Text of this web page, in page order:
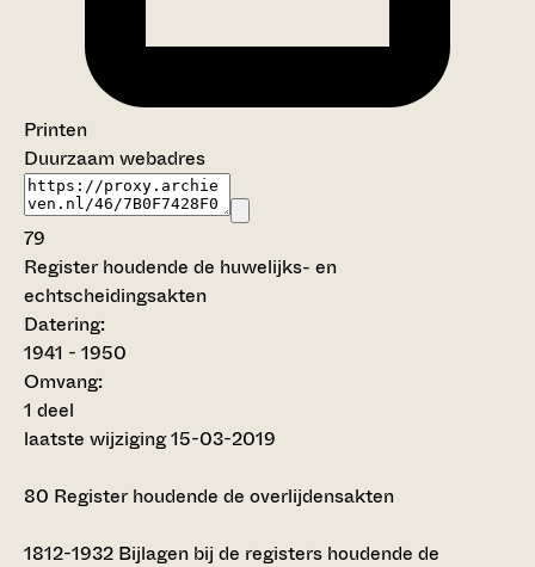
Printen
Duurzaam webadres
79
Register houdende de huwelijks- en
echtscheidingsakten
Datering:
1941 - 1950
Omvang:
1 deel
laatste wijziging 15-03-2019
80 Register houdende de overlijdensakten
1812-1932 Bijlagen bij de registers houdende de